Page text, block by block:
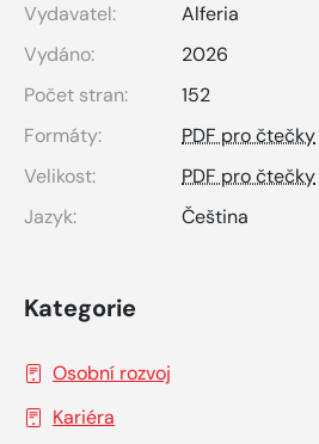
Vydavatel:
Alferia
Vydáno:
2026
Počet stran:
152
Formáty:
PDF pro čtečky
Velikost:
PDF pro čtečky
Jazyk:
Čeština
Kategorie
Osobní rozvoj
Kariéra